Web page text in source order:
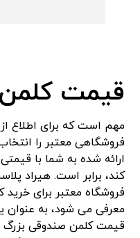
قیمت
مهم است که برای اطلاع
فروشگاهی معتبر را
ارائه شده به شما با
کند، برابر است. هیراد
فروشگاه معتبر برای
معرفی می شود، به عنوان
قیمت کلمن صندوقی بزرگ